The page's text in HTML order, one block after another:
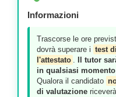
Informazioni
Trascorse le ore
dovrà superare i test
l'attestato .
Il tutor
in qualsiasi
Qualora il candidato
di valutazione